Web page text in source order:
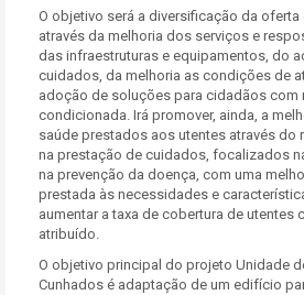
O objetivo será a diversificação da
através da melhoria dos serviços e
das infraestruturas e equipamentos, do
cuidados, da melhoria as condições de
adoção de soluções para cidadãos com
condicionada. Irá promover, ainda, a
saúde prestados aos utentes através do
na prestação de cuidados, focalizados
na prevenção da doença, com uma
prestada às necessidades e
aumentar a taxa de cobertura de utentes
atribuído.
O objetivo principal do projeto Unidade
Cunhados é adaptação de um edifício